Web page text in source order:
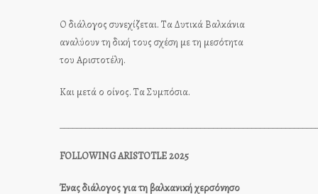
Ο διάλογος συνεχίζεται. Τα Δυτικά Βαλκάνια
αναλύουν τη δική τους σχέση με τη μεσότητα
του Αριστοτέλη.
Και μετά ο οίνος. Τα Συμπόσια.
FOLLOWINGARISTOTLE 2025
Ένας διάλογος για τη βαλκανική χερσόνησο